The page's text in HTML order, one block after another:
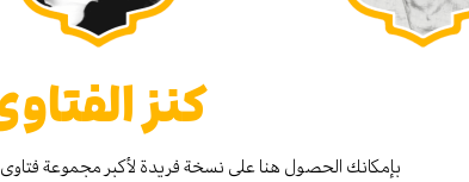
كنز
بإمكانك الحصول هنا على نسخة فريدة لأكبر مجموعة فتاوى